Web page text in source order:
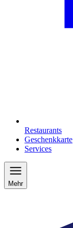
Restaurants
Geschenkkarte
Services
Mehr